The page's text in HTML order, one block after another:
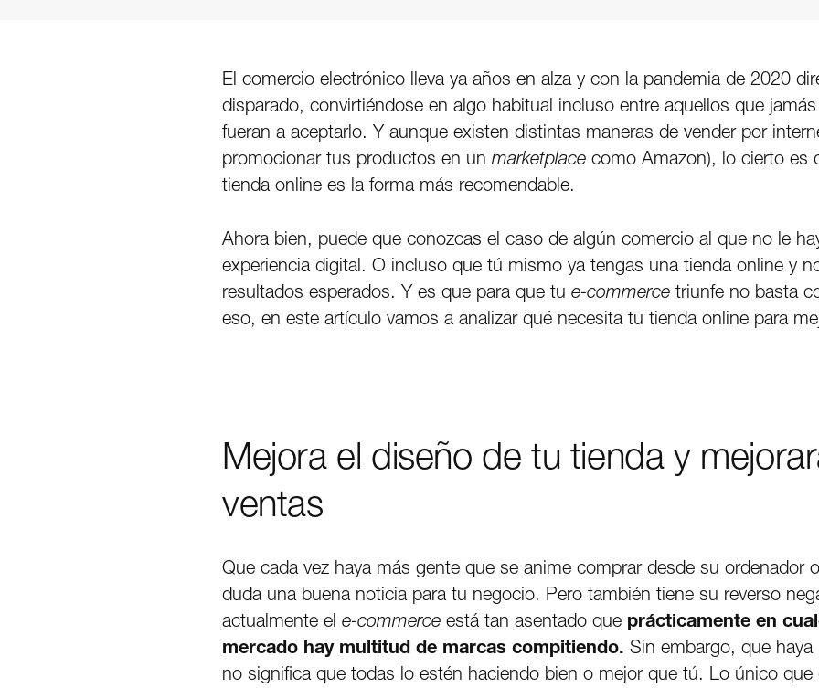
El comercio electrónico lleva ya años en alza y con la pandemia de 2020
disparado, convirtiéndose en algo habitual incluso entre aquellos que
fueran a aceptarlo. Y aunque existen distintas maneras de vender por
promocionar tus productos en unmarketplace como Amazon), lo cierto es
tienda online es la forma más recomendable.
Ahora bien, puede que conozcas el caso de algún comercio al que no le
experiencia digital. O incluso que tú mismo ya tengas una tienda online y
resultados esperados. Y es que para que tu e-commerce triunfe no basta
eso, en este artículo vamos a analizar qué necesita tu tienda online para
Mejora el diseño de tu tienda y
ventas
Que cada vez haya más gente que se anime comprar desde su ordenador
duda una buena noticia para tu negocio. Pero también tiene su reverso
actualmente el e-commerce está tan asentado que prácticamente en
mercado hay multitud de marcas compitiendo. Sin embargo, que
no significa que todas lo estén haciendo bien o mejor que tú. Lo único que